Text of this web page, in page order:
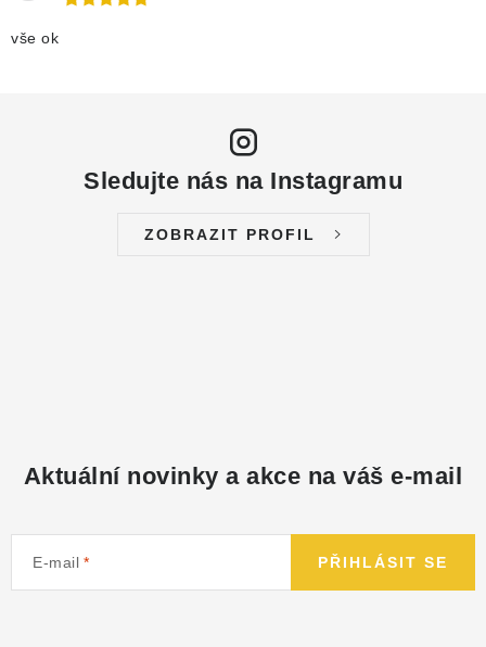
vše ok
Sledujte nás na Instagramu
ZOBRAZIT PROFIL
Aktuální novinky a akce na váš e-mail
E-mail PŘIHLÁSIT SE